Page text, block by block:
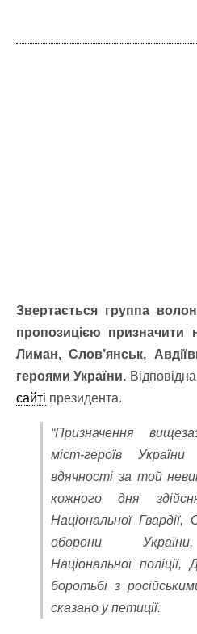
Звертається группа
пропозицією призначити
Лиман, Слов’янськ,
героями України.
сайті президента.
“Призначення
міст-героїв
вдячності за той
кожного дня
Національної Гвардії,
оборони
Національної
боротьбі з
сказано у петиції.